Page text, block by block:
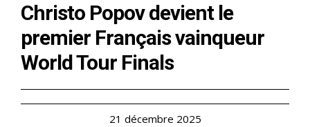
Christo Popov devient le
premier Français vainqueur
World Tour Finals
21 décembre 2025